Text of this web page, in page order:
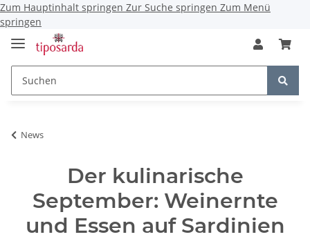
Zum Hauptinhalt springen Zur Suche springen Zum Menü
springen
News
Der kulinarische
September: Weinernte
und Essen auf Sardinien